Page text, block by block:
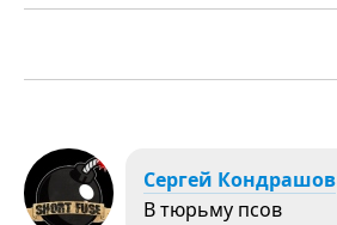
Сергей Кондрашов
В тюрьму псов